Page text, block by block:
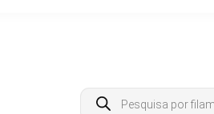
Products
search